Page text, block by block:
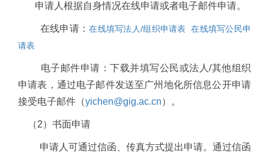
申请人 根据自身情况在线申请或者电子邮件申请。
在线申请：在线填写法人/组织申请表
在线填写公民申
请表
电子邮件申请：下载并填写公民或法人 /其他组织
申请表，通过电子邮件发送至广州地化所信息公开申请
接受电子邮件（yichen@gig.ac.cn）。
（2）书面申请
申请人可通过信函、传真方式提出申请。通过信函